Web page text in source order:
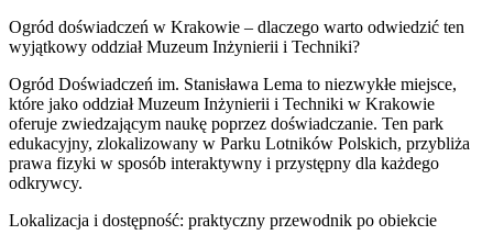
Ogród doświadczeń w Krakowie – dlaczego warto odwiedzić ten
wyjątkowy oddział Muzeum Inżynierii i Techniki?
Ogród Doświadczeń im. Stanisława Lema to niezwykłe miejsce,
które jako oddział Muzeum Inżynierii i Techniki w Krakowie
oferuje zwiedzającym naukę poprzez doświadczanie. Ten park
edukacyjny, zlokalizowany w Parku Lotników Polskich, przybliża
prawa fizyki w sposób interaktywny i przystępny dla każdego
odkrywcy.
Lokalizacja i dostępność: praktyczny przewodnik po obiekcie